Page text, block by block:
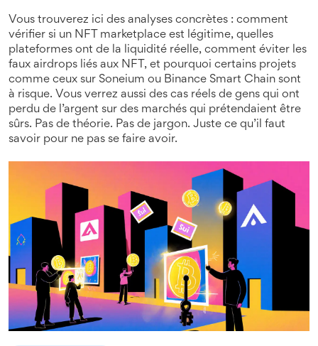
Vous trouverez ici des analyses concrètes : comment
vérifier si un NFT marketplace est légitime, quelles
plateformes ont de la liquidité réelle, comment éviter les
faux airdrops liés aux NFT, et pourquoi certains projets
comme ceux sur Soneium ou Binance Smart Chain sont
à risque. Vous verrez aussi des cas réels de gens qui ont
perdu de l’argent sur des marchés qui prétendaient être
sûrs. Pas de théorie. Pas de jargon. Juste ce qu’il faut
savoir pour ne pas se faire avoir.